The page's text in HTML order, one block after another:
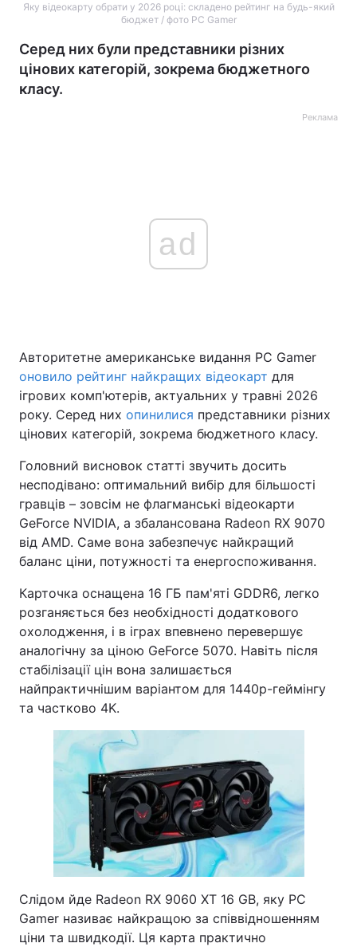
Яку відеокарту обрати у 2026 році: складено рейтинг на будь-який
бюджет / фото PC Gamer
Серед них були представники різних
цінових категорій, зокрема бюджетного
класу.
Реклама
ad
Авторитетне американське видання PC Gamer
оновило рейтинг найкращих відеокарт для
ігрових комп'ютерів, актуальних у травні 2026
року. Серед них опинилися представники різних
цінових категорій, зокрема бюджетного класу.
Головний висновок статті звучить досить
несподівано: оптимальний вибір для більшості
гравців – зовсім не флагманські відеокарти
GeForce NVIDIA, а збалансована Radeon RX 9070
від AMD. Саме вона забезпечує найкращий
баланс ціни, потужності та енергоспоживання.
Карточка оснащена 16 ГБ пам'яті GDDR6, легко
розганяється без необхідності додаткового
охолодження, і в іграх впевнено перевершує
аналогічну за ціною GeForce 5070. Навіть після
стабілізації цін вона залишається
найпрактичнішим варіантом для 1440p-геймінгу
та частково 4K.
Слідом йде Radeon RX 9060 XT 16 GB, яку PC
Gamer називає найкращою за співвідношенням
ціни та швидкодії. Ця карта практично